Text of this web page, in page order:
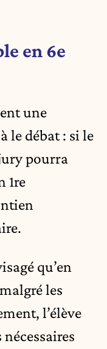
en 6e
une
le débat : si le
pourra
1re
qu’en
les
l’élève